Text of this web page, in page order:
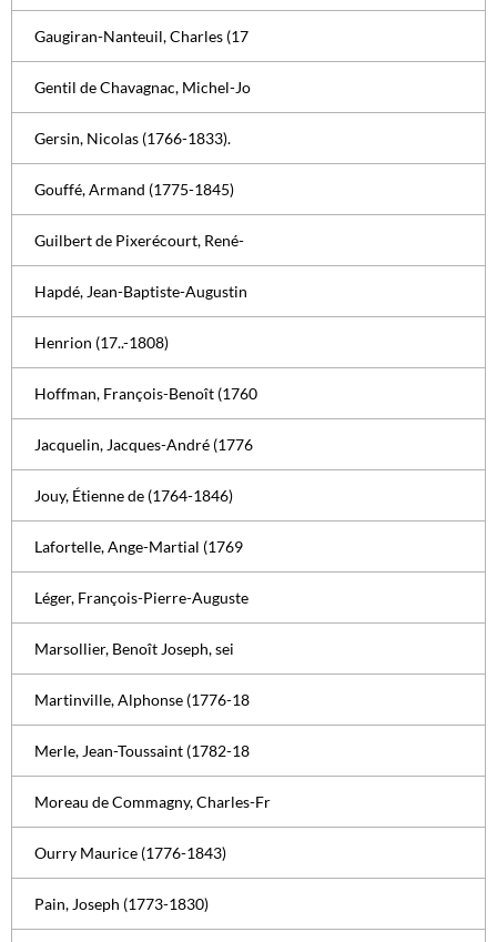
Gaugiran-Nanteuil, Charles (17
Gentil de Chavagnac, Michel-Jo
Gersin, Nicolas (1766-1833).
Gouffé, Armand (1775-1845)
Guilbert de Pixerécourt, René-
Hapdé, Jean-Baptiste-Augustin
Henrion (17..-1808)
Hoffman, François-Benoît (1760
Jacquelin, Jacques-André (1776
Jouy, Étienne de (1764-1846)
Lafortelle, Ange-Martial (1769
Léger, François-Pierre-Auguste
Marsollier, Benoît Joseph, sei
Martinville, Alphonse (1776-18
Merle, Jean-Toussaint (1782-18
Moreau de Commagny, Charles-Fr
Ourry Maurice (1776-1843)
Pain, Joseph (1773-1830)